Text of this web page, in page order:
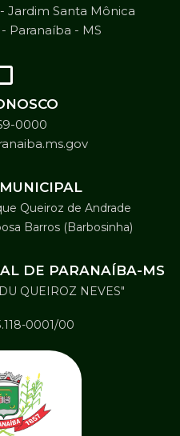
Jardim Santa Mônica
Paranaíba - MS
0000
Queiroz de Andrade
Barros (Barbosinha)
DE PARANAÍBA-MS
QUEIROZ NEVES"
0001/00